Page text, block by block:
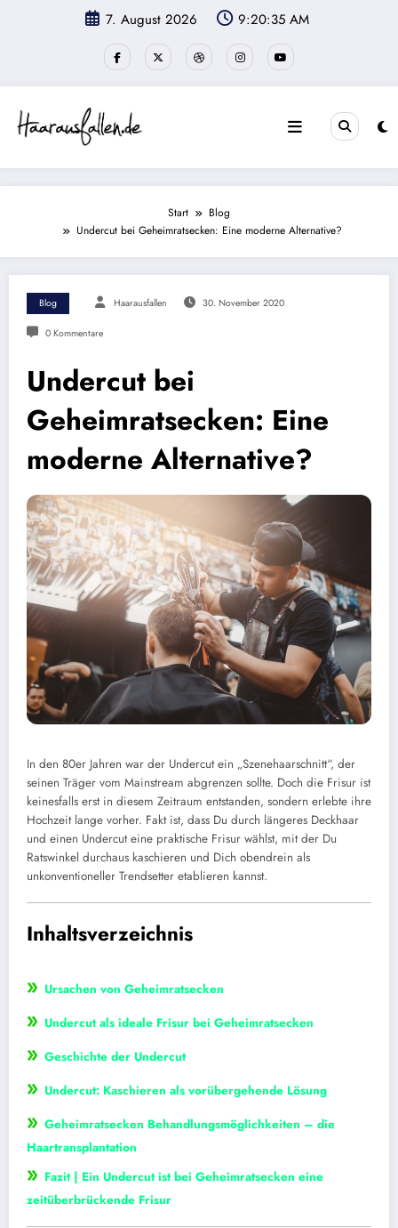
7. August 2026 9:20:36 AM
Start
Blog
Undercut bei Geheimratsecken: Eine moderne Alternative?
Blog Haarausfallen 30. November 2020
0 Kommentare
Undercut bei
Geheimratsecken: Eine
moderne Alternative?
In den 80er Jahren war der Undercut ein „Szenehaarschnitt“, der
seinen Träger vom Mainstream abgrenzen sollte. Doch die Frisur ist
keinesfalls erst in diesem Zeitraum entstanden, sondern erlebte ihre
Hochzeit lange vorher. Fakt ist, dass Du durch längeres Deckhaar
und einen Undercut eine praktische Frisur wählst, mit der Du
Ratswinkel durchaus kaschieren und Dich obendrein als
unkonventioneller Trendsetter etablieren kannst.
Inhaltsverzeichnis
» Ursachen von Geheimratsecken
» Undercut als ideale Frisur bei Geheimratsecken
» Geschichte der Undercut
» Undercut: Kaschieren als vorübergehende Lösung
» Geheimratsecken Behandlungsmöglichkeiten – die
Haartransplantation
» Fazit | Ein Undercut ist bei Geheimratsecken eine
zeitüberbrückende Frisur